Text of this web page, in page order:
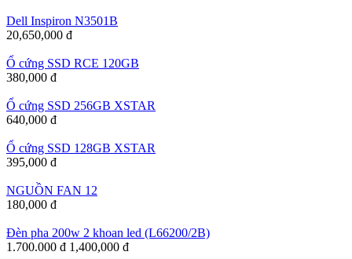
Dell Inspiron N3501B
20,650,000 đ
Ổ cứng SSD RCE 120GB
380,000 đ
Ổ cứng SSD 256GB XSTAR
640,000 đ
Ổ cứng SSD 128GB XSTAR
395,000 đ
NGUỒN FAN 12
180,000 đ
Đèn pha 200w 2 khoan led (L66200/2B)
1.700.000 đ 1,400,000 đ